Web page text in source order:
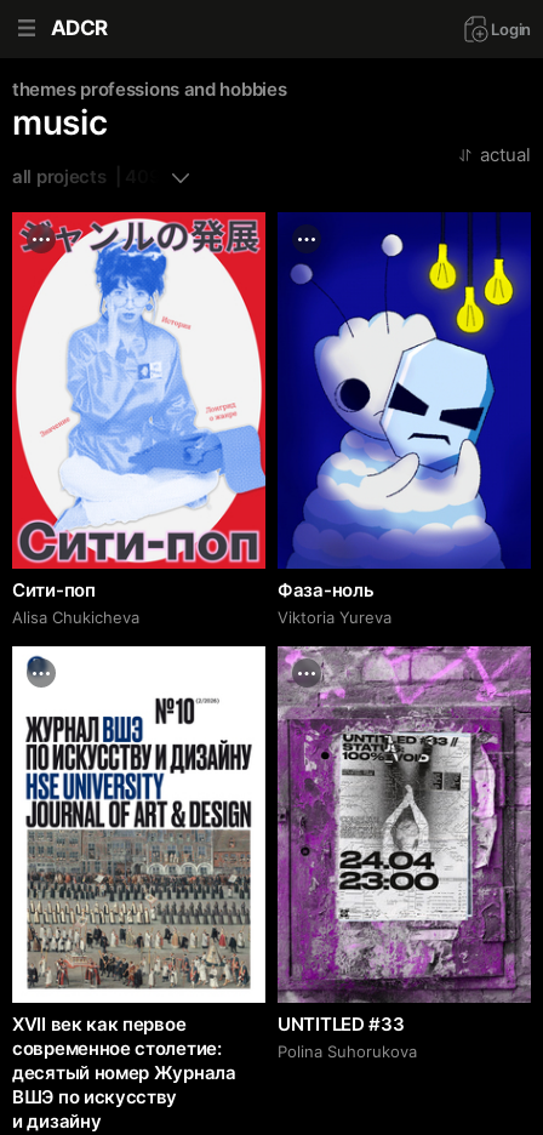
ADCR Login
themes professions and hobbies
music
all projects  | 409
actual
Сити-поп
Alisa Chukicheva
Фаза-ноль
Viktoria Yureva
XVII век как первое
современное столетие:
десятый номер Журнала
ВШЭ по искусству
и дизайну
UNTITLED #33
Polina Suhorukova